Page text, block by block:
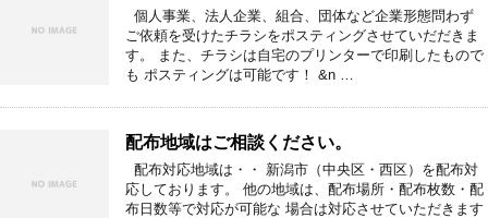
個人事業、法人企業、組合、団体など企業形態問わず
ご依頼を受けたチラシをポスティングさせていだだきま
す。 また、チラシは自宅のプリンターで印刷したもので
も ポスティングは可能です！ &n …
配布地域はご相談ください。
配布対応地域は・・ 新潟市（中央区・西区）を配布対
応しております。 他の地域は、配布場所・配布枚数・配
布日数等で対応が可能な 場合は対応させていただきます